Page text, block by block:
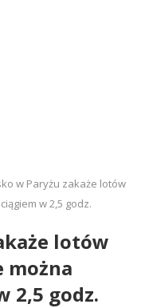
w Paryżu zakaże lotów
w 2,5 godz.
lotów
można
2,5 godz.